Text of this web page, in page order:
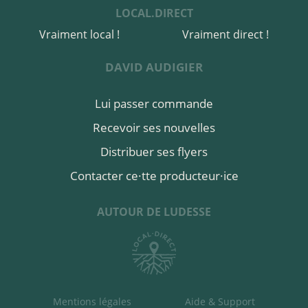
acheter ici
LOCAL.DIRECT
Vraiment local !
Vraiment direct !
DAVID AUDIGIER
Lui passer commande
Recevoir ses nouvelles
Distribuer ses flyers
Contacter ce·tte producteur·ice
AUTOUR DE LUDESSE
Mentions légales Aide & Support